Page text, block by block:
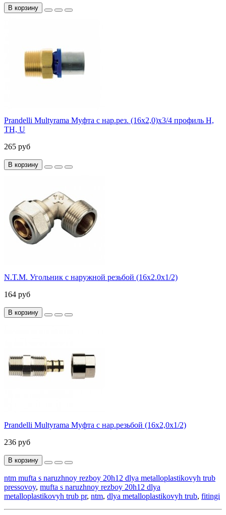
В корзину
Prandelli Multyrama Муфта с нар.рез. (16х2,0)х3/4 профиль H,
TH, U
265 руб
В корзину
N.T.M. Угольник с наружной резьбой (16х2.0х1/2)
164 руб
В корзину
Prandelli Multyrama Муфта с нар.резьбой (16х2,0х1/2)
236 руб
В корзину
ntm mufta s naruzhnoy rezboy 20h12 dlya metalloplastikovyh trub
pressovoy, mufta s naruzhnoy rezboy 20h12 dlya
metalloplastikovyh trub pr, ntm, dlya metalloplastikovyh trub, fitingi